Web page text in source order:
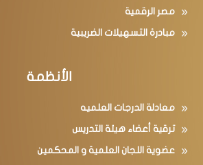
مصر الرقمية
مبادرة التسهيلات الضريبية
الأنظمة
معادلة الدرجات العلميه
ترقية أعضاء هيئة التدريس
عضوية اللجان العلمية و المحكمين